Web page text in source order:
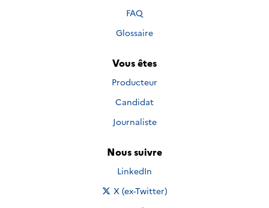
FAQ
Glossaire
Vous êtes
Producteur
Candidat
Journaliste
Nous suivre
Nous suivre sur
LinkedIn
Nous suivre sur
X (ex-Twitter)